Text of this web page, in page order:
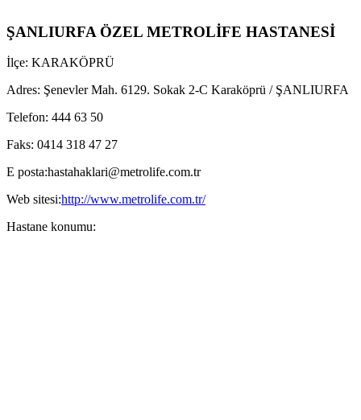
ŞANLIURFA ÖZEL METROLİFE HASTANESİ
İlçe: KARAKÖPRÜ
Adres: Şenevler Mah. 6129. Sokak 2-C Karaköprü / ŞANLIURFA
Telefon: 444 63 50
Faks: 0414 318 47 27
E posta:hastahaklari@metrolife.com.tr
Web sitesi:http://www.metrolife.com.tr/
Hastane konumu: